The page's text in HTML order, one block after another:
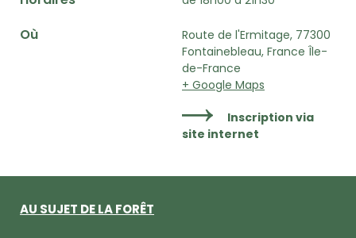
Où
Route de l'Ermitage, 77300
Fontainebleau, France Île-
de-France
+ Google Maps
Inscription via
site internet
AU SUJET DE LA FORÊT